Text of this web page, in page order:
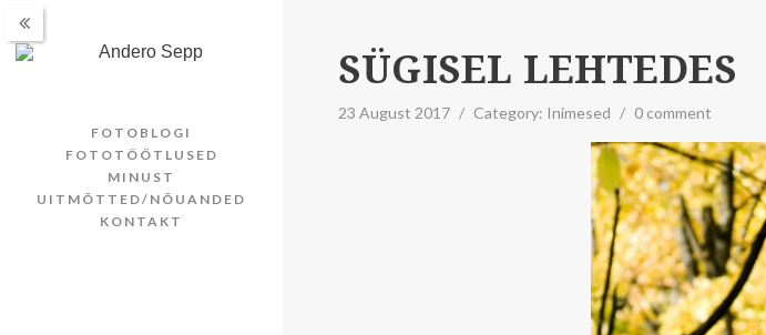
FOTOBLOGI
FOTOTÖÖTLUSED
MINUST
UITMÕTTED/NÕUANDED
KONTAKT
SÜGISEL LEHTEDES
23 August 2017 / Category: Inimesed / 0 comment